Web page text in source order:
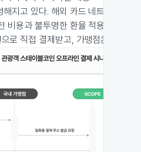
지고 있다. 해외 카드 네트워크를
비용과 불투명한 환율 적용에 따른
로 직접 결제받고, 가맹점은 원화